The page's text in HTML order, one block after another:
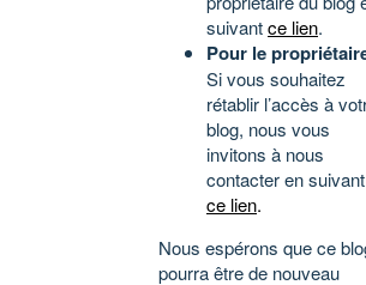
suivantce lien.
Pour le
Si vous souhaitez
rétablir l’accès à
blog, nous vous
invitons à nous
contacter en suivant
ce lien.
Nous espérons que ce
pourra être de nouveau